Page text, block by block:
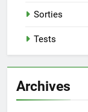
Sorties
Tests
Archives